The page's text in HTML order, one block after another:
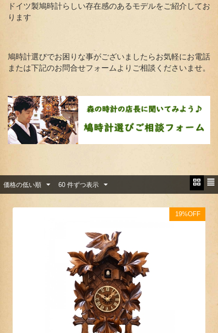
ドイツ製鳩時計らしい存在感のあるモデルをご紹介してお
ります
鳩時計選びでお困りな事がございましたらお気軽にお電話
または下記のお問合せフォームよりご相談くださいませ。
価格の低い順 60 件ずつ表示
19%OFF